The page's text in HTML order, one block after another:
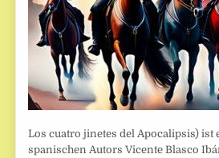
Los cuatro jinetes del Apocalipsis) ist
spanischen Autors Vicente Blasco